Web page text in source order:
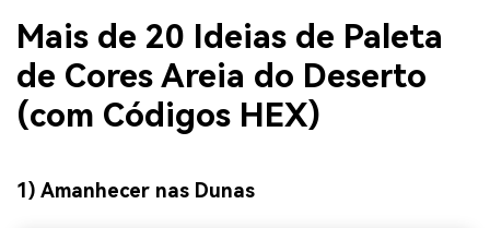
Mais de 20 Ideias de Paleta
de Cores Areia do Deserto
(com Códigos HEX)
1) Amanhecer nas Dunas